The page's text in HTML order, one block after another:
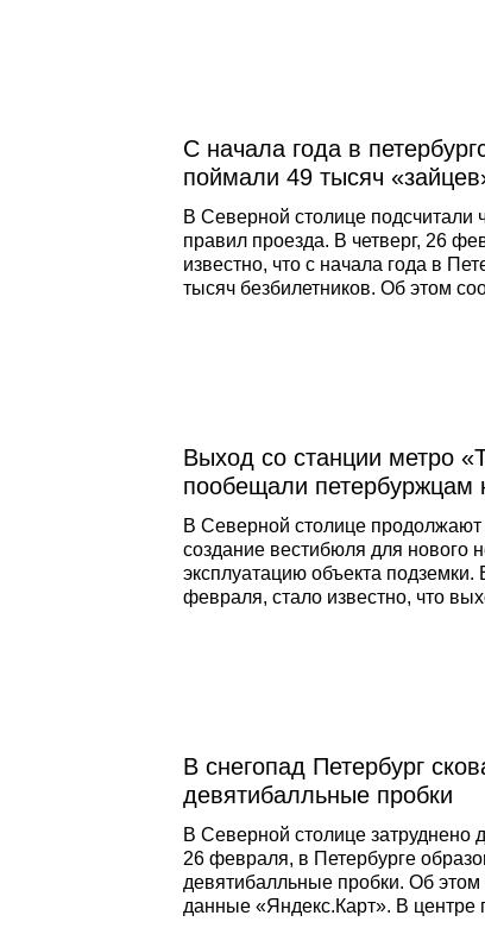
сообщила пресс-служба МТС.
С начала года в
поймали 49 тысяч
В Северной столице подсчитали
правил проезда. В четверг, 26
известно, что с начала года в
тысяч безбилетников. Об этом
данным, за это время было
Выход со станции метро
пообещали петербуржцам
В Северной столице продолжают
создание вестибюля для нового
эксплуатацию объекта подземки.
февраля, стало известно, что
этом заявил в ходе отчёта
В снегопад Петербург
девятибалльные пробки
В Северной столице затруднено
26 февраля, в Петербурге
девятибалльные пробки. Об этом
данные «Яндекс.Карт». В центре